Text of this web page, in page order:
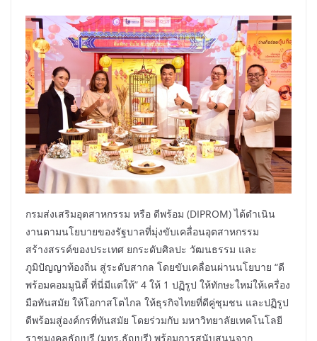
กรมส่งเสริมอุตสาหกรรม หรือ ดีพร้อม (DIPROM) ได้ดำเนิน
งานตามนโยบายของรัฐบาลที่มุ่งขับเคลื่อนอุตสาหกรรม
สร้างสรรค์ของประเทศ ยกระดับศิลปะ วัฒนธรรม และ
ภูมิปัญญาท้องถิ่น สู่ระดับสากล โดยขับเคลื่อนผ่านนโยบาย “ดี
พร้อมคอมมูนิตี้ ที่นี่มีแต่ให้” 4 ให้ 1 ปฏิรูป ให้ทักษะใหม่ให้เครื่อง
มือทันสมัย ให้โอกาสโตไกล ให้ธุรกิจไทยที่ดีคู่ชุมชน และปฏิรูป
ดีพร้อมสู่องค์กรที่ทันสมัย โดยร่วมกับ มหาวิทยาลัยเทคโนโลยี
ราชมงคลธัญบุรี (มทร.ธัญบุรี) พร้อมการสนับสนุนจาก